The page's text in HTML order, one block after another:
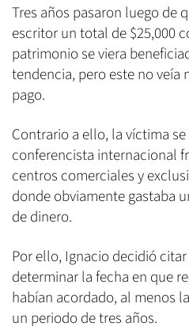
Tres años pasaron luego de
escritor un total de $25,000
patrimonio se viera
tendencia, pero este no veía
pago.
Contrario a ello, la víctima
conferencista internacional
centros comerciales y
donde obviamente gastaba
de dinero.
Por ello, Ignacio decidió
determinar la fecha en que
habían acordado, al menos
un periodo de tres años.